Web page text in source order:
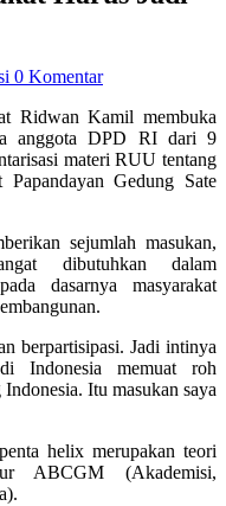
0 Komentar
Ridwan Kamil membuka
anggota DPD RI dari 9
materi RUU tentang
Gedung Sate
sejumlah masukan,
dibutuhkan dalam
dasarnya masyarakat
berpartisipasi. Jadi intinya
Indonesia memuat roh
Itu masukan saya
helix merupakan teori
ABCGM (Akademisi,